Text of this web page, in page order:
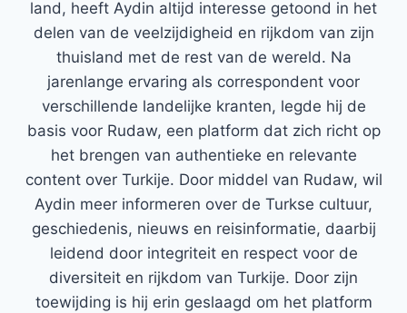
land, heeft Aydin altijd interesse getoond in het
delen van de veelzijdigheid en rijkdom van zijn
thuisland met de rest van de wereld. Na
jarenlange ervaring als correspondent voor
verschillende landelijke kranten, legde hij de
basis voor Rudaw, een platform dat zich richt op
het brengen van authentieke en relevante
content over Turkije. Door middel van Rudaw, wil
Aydin meer informeren over de Turkse cultuur,
geschiedenis, nieuws en reisinformatie, daarbij
leidend door integriteit en respect voor de
diversiteit en rijkdom van Turkije. Door zijn
toewijding is hij erin geslaagd om het platform